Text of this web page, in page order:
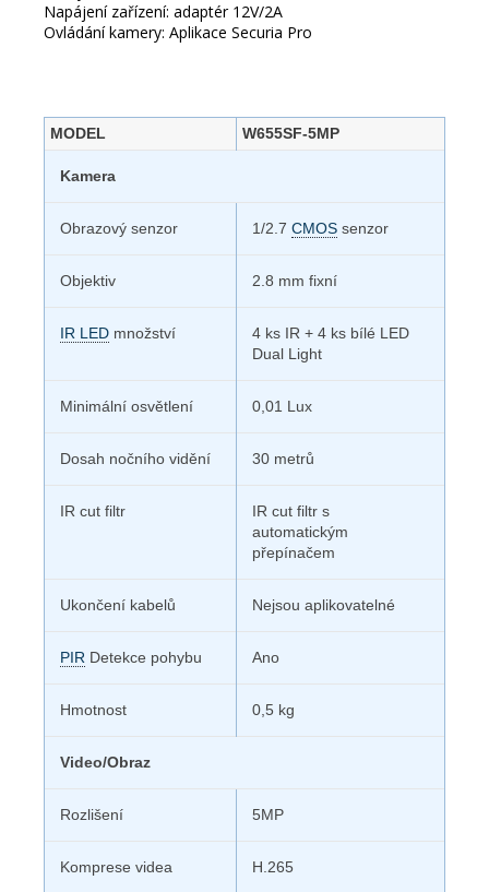
Napájení zařízení: adaptér 12V/2A
Ovládání kamery: Aplikace Securia Pro
MODEL W655SF-5MP
Kamera
Obrazový senzor 1/2.7 CMOS senzor
Objektiv 2.8 mm fixní
IR LED množství
4 ks IR + 4 ks bílé LED
Dual Light
Minimální osvětlení 0,01 Lux
Dosah nočního vidění 30 metrů
IR cut filtr
IR cut filtr s
automatickým
přepínačem
Ukončení kabelů Nejsou aplikovatelné
PIR Detekce pohybu Ano
Hmotnost 0,5 kg
Video/Obraz
Rozlišení 5MP
Komprese videa H.265